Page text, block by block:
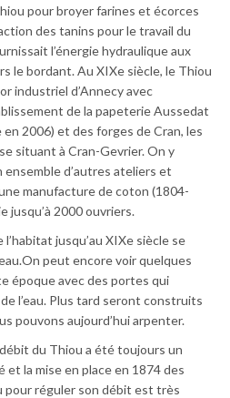
pour broyer farines et écorces
des tanins pour le travail du
l’énergie hydraulique aux
le bordant. Au XIXe siècle, le Thiou
industriel d’Annecy avec
de la papeterie Aussedat
2006) et des forges de Cran, les
situant à Cran-Gevrier. On y
d’autres ateliers et
manufacture de coton (1804-
jusqu’à 2000 ouvriers.
jusqu’au XIXe siècle se
peut encore voir quelques
époque avec des portes qui
de l’eau. Plus tard seront construits
pouvons aujourd’hui arpenter.
du Thiou a été toujours un
et la mise en place en 1874 des
pour réguler son débit est très